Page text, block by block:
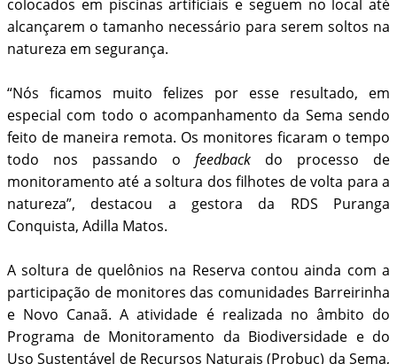
colocados em piscinas artificiais e seguem no local até
alcançarem o tamanho necessário para serem soltos na
natureza em segurança.
“Nós ficamos muito felizes por esse resultado, em
especial com todo o acompanhamento da Sema sendo
feito de maneira remota. Os monitores ficaram o tempo
todo nos passando o feedback do processo de
monitoramento até a soltura dos filhotes de volta para a
natureza”, destacou a gestora da RDS Puranga
Conquista, Adilla Matos.
A soltura de quelônios na Reserva contou ainda com a
participação de monitores das comunidades Barreirinha
e Novo Canaã. A atividade é realizada no âmbito do
Programa de Monitoramento da Biodiversidade e do
Uso Sustentável de Recursos Naturais (Probuc) da Sema,